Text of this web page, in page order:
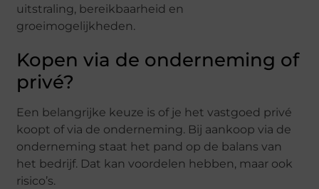
uitstraling, bereikbaarheid en
groeimogelijkheden.
Kopen via de onderneming of
privé?
Een belangrijke keuze is of je het vastgoed privé
koopt of via de onderneming. Bij aankoop via de
onderneming staat het pand op de balans van
het bedrijf. Dat kan voordelen hebben, maar ook
risico’s.